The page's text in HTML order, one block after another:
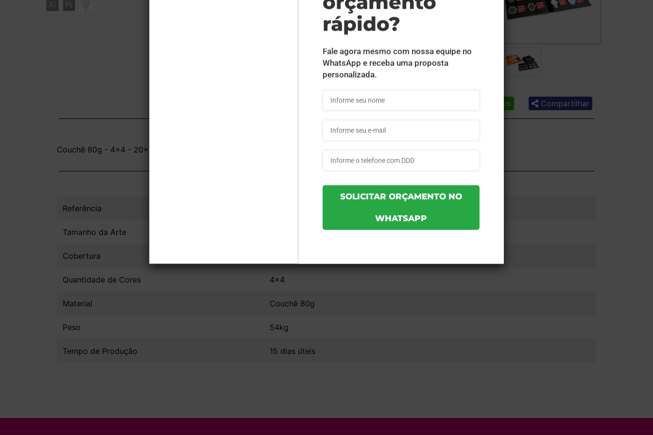
Lista de desejos Compartilhar
Couchê 80g - 4x4 - 20x15 cm - UV Total Frente e Verso - 500 unid
Referência
Tamanho da Arte
Cobertura
Quantidade de Cores 4x4
Material Couchê 80g
Peso 54kg
Tempo de Produção 15 dias úteis